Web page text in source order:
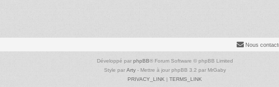
Nous
Développé par phpBB® Forum Software © phpBB Limited
Style par Arty- Mettre à jour phpBB 3.2 par MrGaby
PRIVACY_LINK | TERMS_LINK